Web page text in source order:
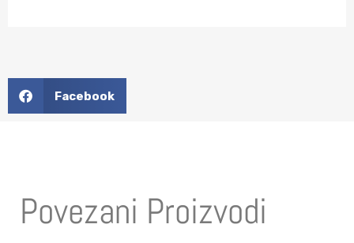
Facebook
Povezani Proizvodi